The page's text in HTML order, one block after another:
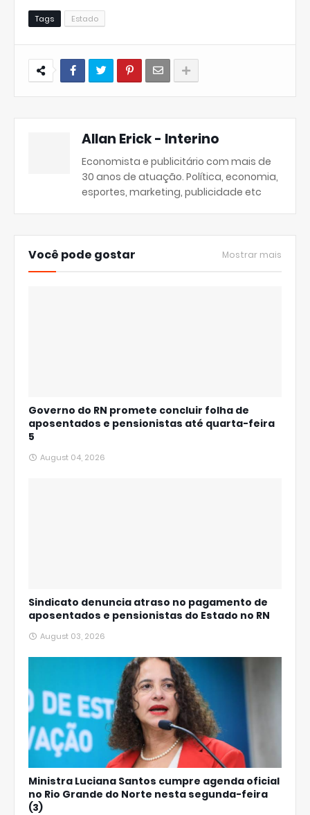
Tags Estado
Allan Erick - Interino
Economista e publicitário com mais de
30 anos de atuação. Política, economia,
esportes, marketing, publicidade etc
Você pode gostar Mostrar mais
Governo do RN promete concluir folha de
aposentados e pensionistas até quarta-feira
5
August 04, 2026
Sindicato denuncia atraso no pagamento de
aposentados e pensionistas do Estado no RN
August 03, 2026
Ministra Luciana Santos cumpre agenda oficial
no Rio Grande do Norte nesta segunda-feira
(3)